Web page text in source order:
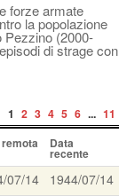
forze armate
la popolazione
Pezzino (2000-
di strage con
1 2 3 4 5 6 ... 11
Data
recente
07/14
1944/07/14